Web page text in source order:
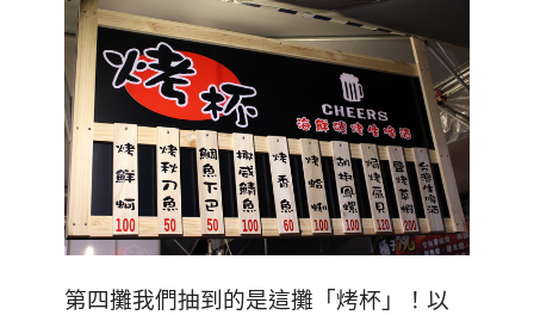
第四攤我們抽到的是這攤「烤杯」！以